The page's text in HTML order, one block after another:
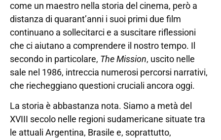
come un maestro nella storia del cinema, però a
distanza di quarant’anni i suoi primi due film
continuano a sollecitarci e a suscitare riflessioni
che ci aiutano a comprendere il nostro tempo. Il
secondo in particolare, The Mission, uscito nelle
sale nel 1986, intreccia numerosi percorsi narrativi,
che riecheggiano questioni cruciali ancora oggi.
La storia è abbastanza nota. Siamo a metà del
XVIII secolo nelle regioni sudamericane situate tra
le attuali Argentina, Brasile e, soprattutto,